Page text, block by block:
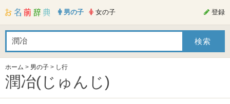
男の子 女の子 登録
ホーム > 男の子 > し行
潤冶(じゅんじ)